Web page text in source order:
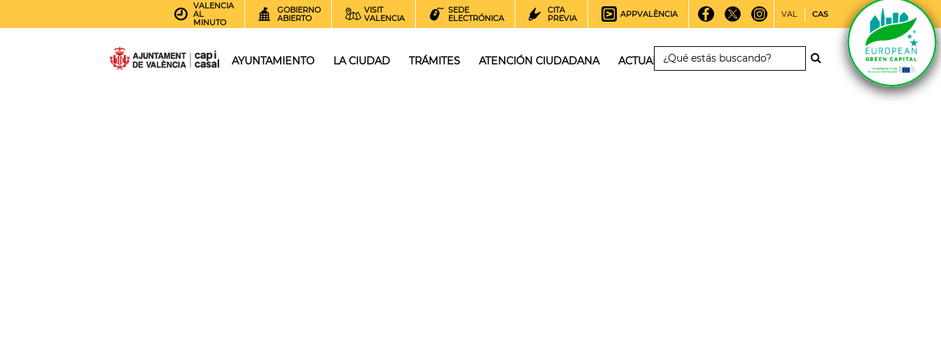
VALENCIA
AL
MINUTO
GOBIERNO
ABIERTO
VISIT
VALENCIA
SEDE
ELECTRÓNICA
CITA
PREVIA
APPVALÈNCIA VAL CAS
AYUNTAMIENTO LA CIUDAD TRÁMITES ATENCIÓN CIUDADANA ACTUALIDAD